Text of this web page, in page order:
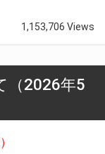
1,153,706 Views
（2026年5